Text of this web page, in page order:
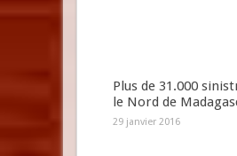
Plus de 31.000
le Nord de
29 janvier 2016